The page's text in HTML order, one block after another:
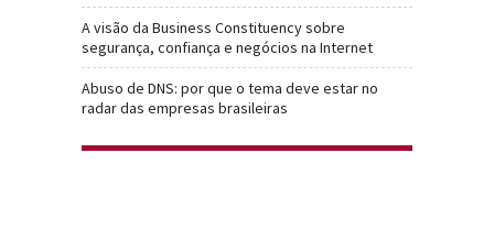
A visão da Business Constituency sobre
segurança, confiança e negócios na Internet
Abuso de DNS: por que o tema deve estar no
radar das empresas brasileiras